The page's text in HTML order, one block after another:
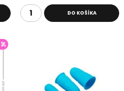
DO KOŠÍKA